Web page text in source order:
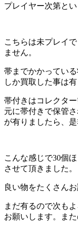
プレイヤー次第とい
こちらは未プレイ
ません。
帯までかかってい
しか買取した事は有
帯付きはコレクタ
元に帯付きで保管
が有りましたら、
こんな感じで30個
させて頂きました。
良い物をたくさん
まだ有るので次も
お願いします。ま